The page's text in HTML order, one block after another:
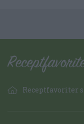
Receptfavoriter